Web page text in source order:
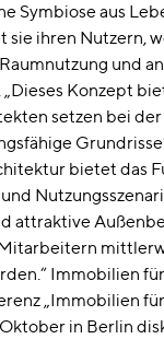
Symbiose aus
ihren Nutzern,
und
Konzept
setzen bei
bietet das
attraktive
Immobilien
„Immobilien
Oktober in Berlin